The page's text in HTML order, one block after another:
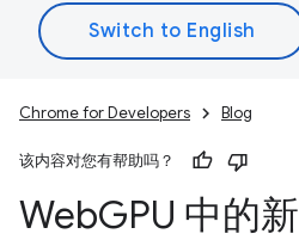
Chrome for Developers Blog
该内容对您有帮助吗？
WebGPU 中的